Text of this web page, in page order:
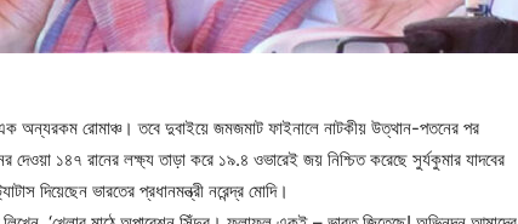
অন্যরকম রোমাঞ্চ। তবে দুবাইয়ে জমজমাট ফাইনালে নাটকীয় উত্থান-পতনের পর
দেওয়া ১৪৭ রানের লক্ষ্য তাড়া করে ১৯.৪ ওভারেই জয় নিশ্চিত করেছে সুর্যকুমার যাদবের
দিয়েছেন ভারতের প্রধানমন্ত্রী নরেন্দ্র মোদি।